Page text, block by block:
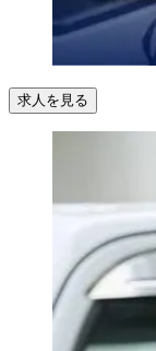
求人を見る